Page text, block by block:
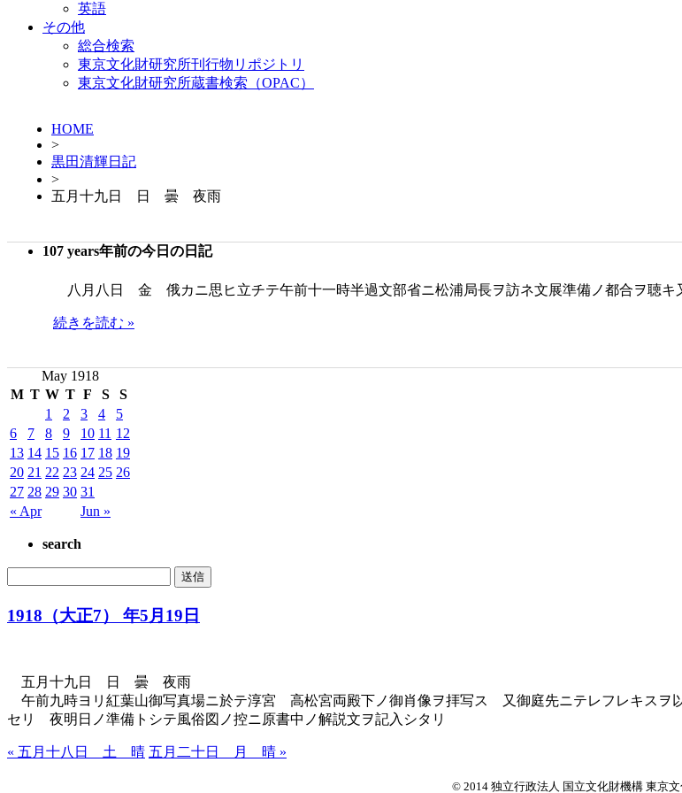
英語
その他
総合検索
東京文化財研究所刊行物リポジトリ
東京文化財研究所蔵書検索（OPAC）
HOME
>
黒田清輝日記
>
五月十九日 日 曇 夜雨
107 years年前の今日の日記
八月八日 金 俄カニ思ヒ立チテ午前十一時半過文部省ニ松浦局長ヲ訪ネ文展準備ノ都合ヲ聴
続きを読む »
May 1918
M T W T F S S
« Apr Jun »
1 2 3 4
5
6
7 8 9 10 11 12
13 14 15 16 17 18 19
20 21 22 23 24 25 26
27 28 29 30 31
search
1918（大正7） 年5月19日
五月十九日 日 曇 夜雨
午前九時ヨリ紅葉山御写真場ニ於テ淳宮 高松宮両殿下ノ御肖像ヲ拝写ス 又御庭先ニテレフレキス
セリ 夜明日ノ準備トシテ風俗図ノ控ニ原書中ノ解説文ヲ記入シタリ
« 五月十八日 土 晴 五月二十日 月 晴 »
© 2014 独立行政法人 国立文化財機構 東京